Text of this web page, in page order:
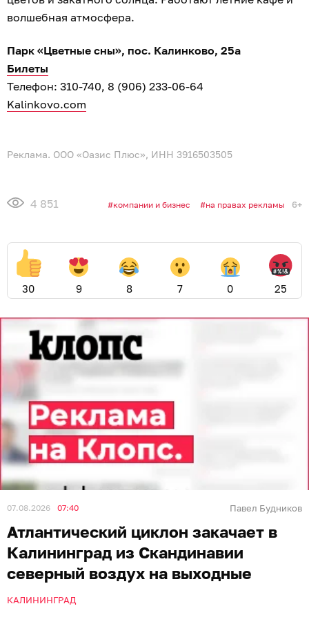
волшебная атмосфера.
Парк «Цветные сны», пос. Калинково, 25а
Билеты
Телефон: 310-740, 8 (906) 233-06-64
Kalinkovo.com
Реклама. ООО «Оазис Плюс», ИНН 3916503505
4 851 компании и бизнес на правах рекламы 6+
30 9 8 7 0 25
07.08.2026 07:40 Павел Будников
Атлантический циклон закачает в
Калининград из Скандинавии
северный воздух на выходные
КАЛИНИНГРАД